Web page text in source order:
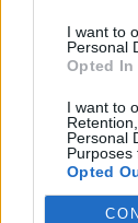
I want to
Personal
Opted In
I want to
Personal
Purposes
Opted